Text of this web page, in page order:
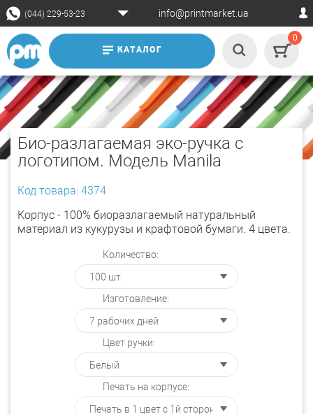
(044) 229-53-23 info@printmarket.ua
КАТАЛОГ
0
Био-разлагаемая эко-ручка с
логотипом. Модель Manila
Код товара: 4374
Корпус - 100% биоразлагаемый натуральный
материал из кукурузы и крафтовой бумаги. 4 цвета.
Количество:
Изготовление:
Цвет ручки:
Печать на корпусе: